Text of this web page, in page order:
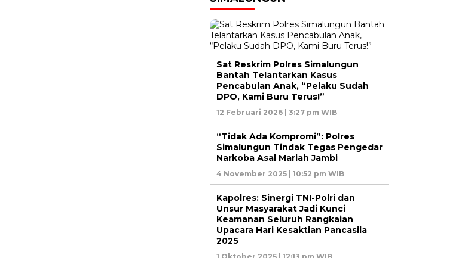
Sat Reskrim Polres Simalungun
Bantah Telantarkan Kasus
Pencabulan Anak, “Pelaku Sudah
DPO, Kami Buru Terus!”
12 Februari 2026 | 3:27 pm WIB
“Tidak Ada Kompromi”: Polres
Simalungun Tindak Tegas Pengedar
Narkoba Asal Mariah Jambi
4 November 2025 | 10:52 pm WIB
Kapolres: Sinergi TNI-Polri dan
Unsur Masyarakat Jadi Kunci
Keamanan Seluruh Rangkaian
Upacara Hari Kesaktian Pancasila
2025